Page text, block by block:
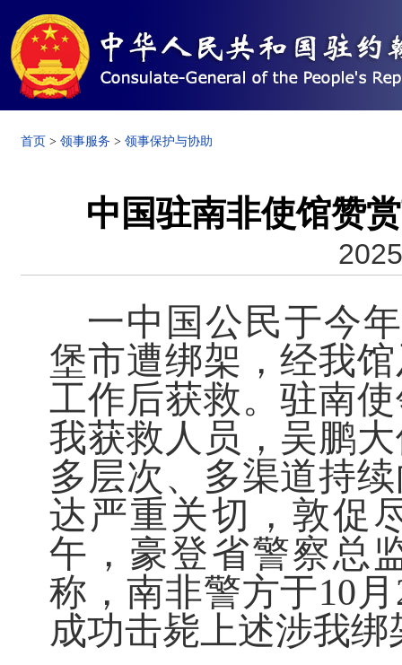
首页 > 领事服务 > 领事保护与协助
中国驻南非使馆赞
一中国公民于今
堡市遭绑架，经我
工作后获救。驻南
我获救人员，吴鹏
多层次、多渠道持
达严重关切，敦促
午，豪登省警察总
称，南非警方于10
成功击毙上述涉我